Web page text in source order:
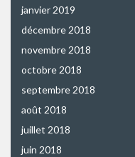
janvier 2019
décembre 2018
novembre 2018
octobre 2018
septembre 2018
août 2018
juillet 2018
juin 2018